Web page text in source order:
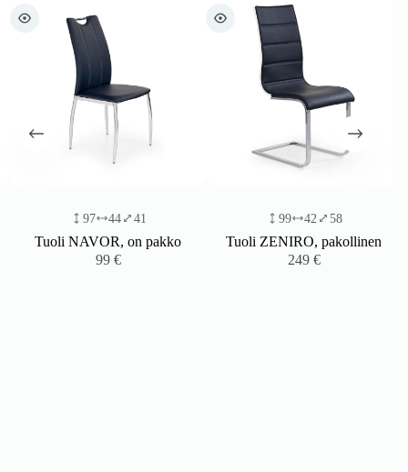
97 44 41
Tuoli NAVOR, on pakko
99€
99 42 58
Tuoli ZENIRO, pakollinen
249€